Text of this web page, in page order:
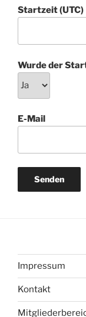
Startzeit (UTC)
Wurde der
E-Mail
Impressum
Kontakt